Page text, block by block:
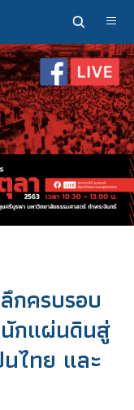
กครบรอบ
กแผ่นดินสู่
นไทย และ